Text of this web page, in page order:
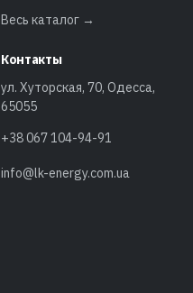
Весь каталог →
Контакты
ул. Хуторская, 70, Одесса,
65055
+38 067 104-94-91
info@lk-energy.com.ua